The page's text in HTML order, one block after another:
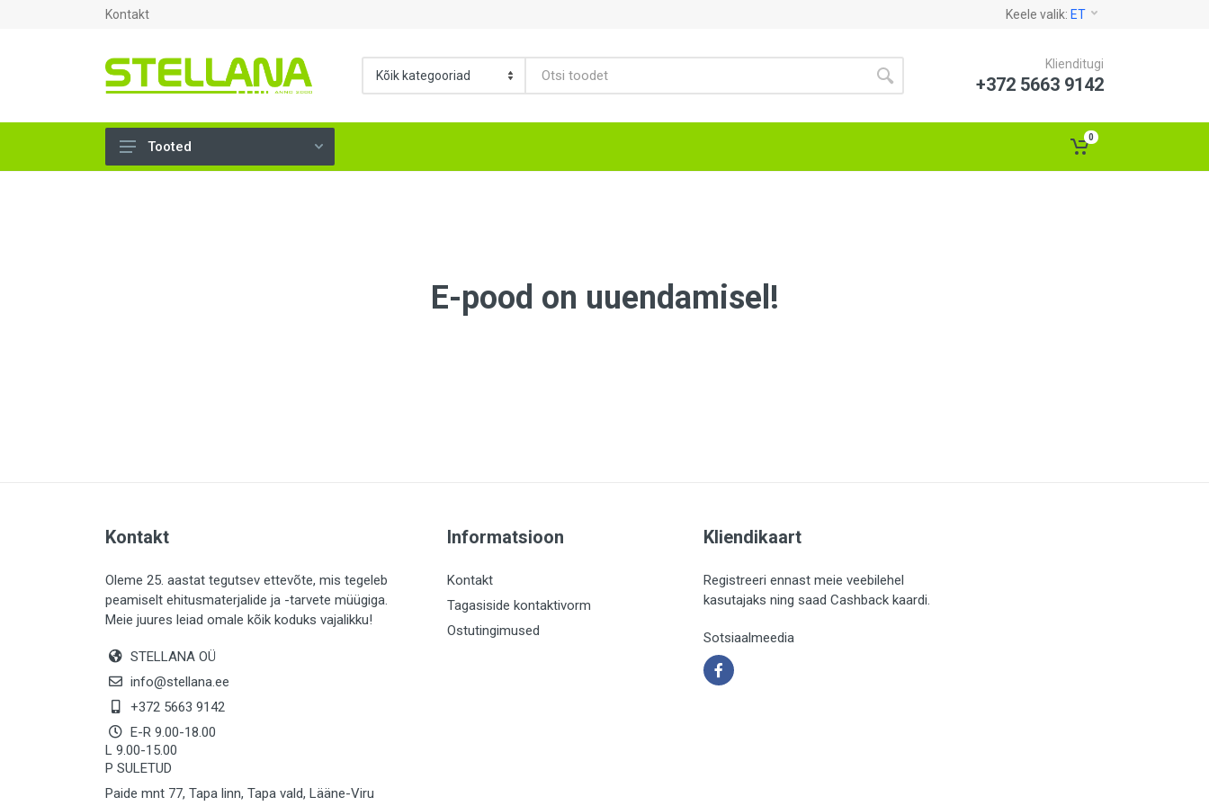
Kontakt Keele valik: ET
Klienditugi
+372 5663 9142
LIISTUD (183)
KIVID (31)
KATTED (133)
MAALRITARBED (1029)
SOOJUSTUS (15)
KEEMIA (222)
TÖÖRIIDED (117)
SAUN (8)
Tooted
0
E-pood on uuendamisel!
Kontakt
Oleme 25. aastat tegutsev ettevõte, mis tegeleb
peamiselt ehitusmaterjalide ja -tarvete müügiga.
Meie juures leiad omale kõik koduks vajalikku!
STELLANA OÜ
info@stellana.ee
+372 5663 9142
E-R 9.00-18.00
L 9.00-15.00
P SULETUD
Paide mnt 77, Tapa linn, Tapa vald, Lääne-Viru
Informatsioon
Kontakt
Tagasiside kontaktivorm
Ostutingimused
Kliendikaart
Registreeri ennast meie veebilehel
kasutajaks ning saad Cashback kaardi.
Sotsiaalmeedia